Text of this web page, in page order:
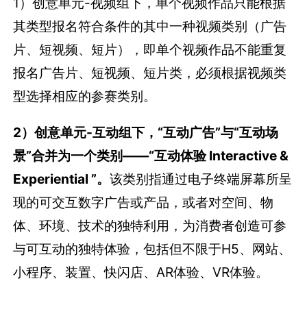
2）创意单元-互动组下，“互动广告”与“互动场
景”合并为一个类别——“互动体验 Interactive &
Experiential ”。该类别指通过电子终端屏幕所呈
现的可交互数字广告或产品，或者对空间、物
体、环境、技术的独特利用，为消费者创造可参
与可互动的独特体验，包括但不限于H5、网站、
小程序、装置、快闪店、AR体验、VR体验。
Q2：每个企业“免费额度：一件参赛作品，两
项参赛类别”是什么意思？